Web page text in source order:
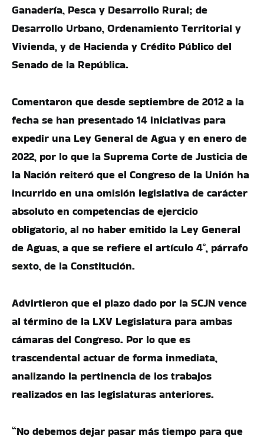
Ganadería, Pesca y Desarrollo Rural; de
Desarrollo Urbano, Ordenamiento Territorial y
Vivienda, y de Hacienda y Crédito Público del
Senado de la República.
Comentaron que desde septiembre de 2012 a la
fecha se han presentado 14 iniciativas para
expedir una Ley General de Agua y en enero de
2022, por lo que la Suprema Corte de Justicia de
la Nación reiteró que el Congreso de la Unión ha
incurrido en una omisión legislativa de carácter
absoluto en competencias de ejercicio
obligatorio, al no haber emitido la Ley General
de Aguas, a que se refiere el artículo 4°, párrafo
sexto, de la Constitución.
Advirtieron que el plazo dado por la SCJN vence
al término de la LXV Legislatura para ambas
cámaras del Congreso. Por lo que es
trascendental actuar de forma inmediata,
analizando la pertinencia de los trabajos
realizados en las legislaturas anteriores.
“No debemos dejar pasar más tiempo para que